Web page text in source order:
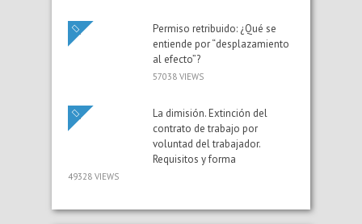
Permiso retribuido: ¿Qué se
entiende por “desplazamiento
al efecto”?
57038 VIEWS
La dimisión. Extinción del
contrato de trabajo por
voluntad del trabajador.
Requisitos y forma
49328 VIEWS